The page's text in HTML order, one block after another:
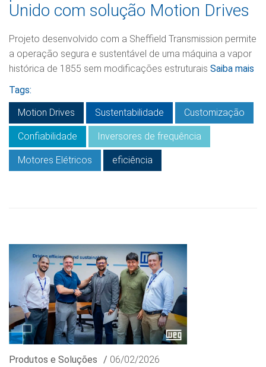
Unido com solução Motion Drives
Projeto desenvolvido com a Sheffield Transmission permite
a operação segura e sustentável de uma máquina a vapor
histórica de 1855 sem modificações estruturais Saiba mais
Tags:
Motion Drives
Sustentabilidade Customização
Confiabilidade Inversores de frequência
Motores Elétricos eficiência
Produtos e Soluções / 06/02/2026